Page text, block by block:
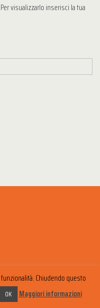
visualizzarlo inserisci la tua
Chiudendo questo
OK Maggiori informazioni